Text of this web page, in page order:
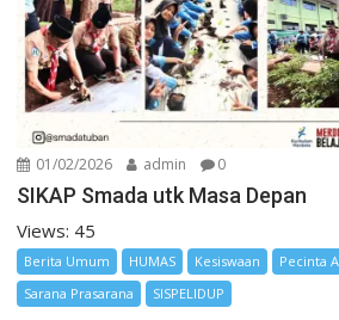
01/02/2026 admin 0
SIKAP Smada utk Masa Depan
Views: 45
Berita Umum HUMAS Kesiswaan
Pecinta
Sarana Prasarana
SISPELIDUP